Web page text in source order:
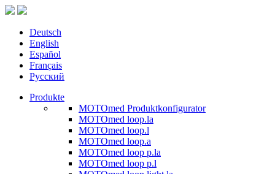
Deutsch
English
Español
Français
Русский
Produkte
MOTOmed Produktkonfigurator
MOTOmed loop.la
MOTOmed loop.l
MOTOmed loop.a
MOTOmed loop p.la
MOTOmed loop p.l